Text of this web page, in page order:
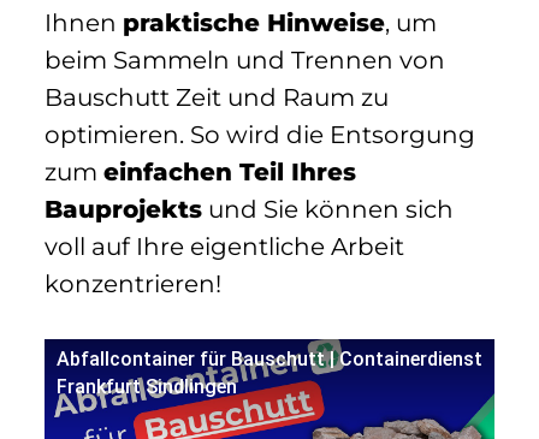
Ihnen praktische Hinweise, um
beim Sammeln und Trennen von
Bauschutt Zeit und Raum zu
optimieren. So wird die Entsorgung
zum einfachen Teil Ihres
Bauprojekts und Sie können sich
voll auf Ihre eigentliche Arbeit
konzentrieren!
Abfallcontainer für Bauschutt | Containerdienst
Frankfurt Sindlingen